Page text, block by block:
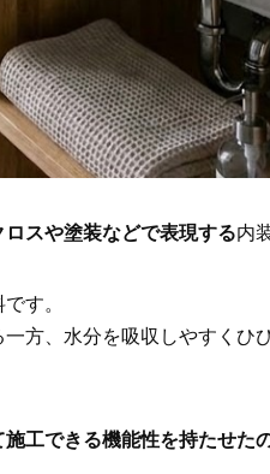
スや塗装などで表現する内
す。
方、水分を吸収しやすくひ
工できる機能性を持たせた